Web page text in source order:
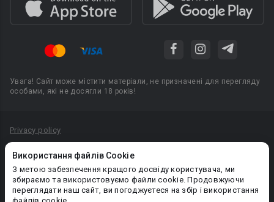
Використання файлів Cookie
З метою забезпечення кращого досвіду користувача, ми
збираємо та використовуємо файли cookie. Продовжуючи
переглядати наш сайт, ви погоджуєтеся на збір і використання
Увага! Сайт може містити матеріали, не призначені для перегляду
особами, які не досягли 18 років!
Privacy policy
Політика конфіденційності
Правила публікації авторського контенту